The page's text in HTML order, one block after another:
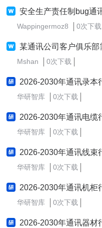
安全生产责任制bug通
Wappingermoz8 0次下载
某通讯公司客户俱乐部
Mshan 0次下载
2026-2030年通讯录本行
华研智库 0次下载
2026-2030年通讯电缆行
华研智库 0次下载
2026-2030年通讯线束行
华研智库 0次下载
2026-2030年通讯机柜行
华研智库 0次下载
2026-2030年通讯器材行